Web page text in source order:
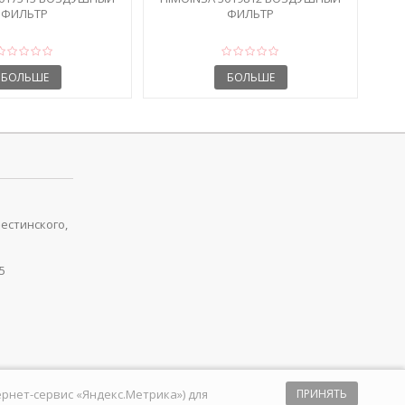
ФИЛЬТР
БОЛЬШЕ
ФИЛЬТР
БОЛЬШЕ
ПРИНЯТЬ
сервис «Яндекс.Метрика») для